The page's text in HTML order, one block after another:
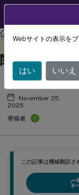
Citrix Virtual Apps
この記事は機械翻訳さ
パフォーマ
関する考慮事
November 25,
2025
寄稿者:
C
Webサイトの表示を
はい いいえ